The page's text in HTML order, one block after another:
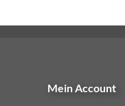
Mein Account